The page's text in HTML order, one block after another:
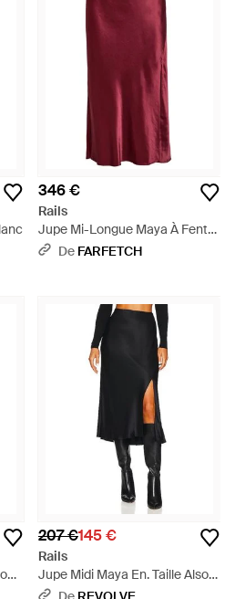
346 €
Rails
Jupe Mi-Longue Maya À Fente
- Rouge
De FARFETCH
207 €145 €
Rails
Jupe Midi Maya En. Taille Also
En Xl - Noir